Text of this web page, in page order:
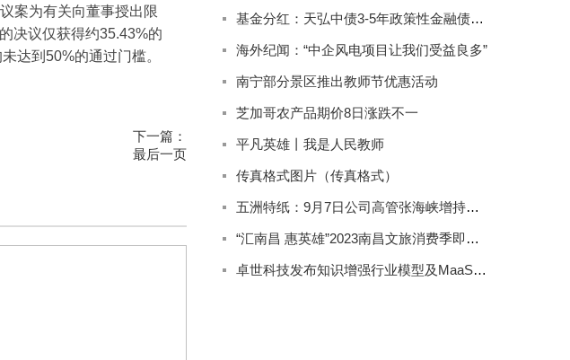
案为有关向董事授出限
决议仅获得约35.43%的
达到50%的通过门槛。
下一篇：
最后一页
基金分红：天弘中债3-5年政策性金融债基金9月13日分红
海外纪闻：“中企风电项目让我们受益良多”
南宁部分景区推出教师节优惠活动
芝加哥农产品期价8日涨跌不一
平凡英雄丨我是人民教师
传真格式图片（传真格式）
五洲特纸：9月7日公司高管张海峡增持公司股份合计2000股
“汇南昌 惠英雄”2023南昌文旅消费季即将精彩来袭
卓世科技发布知识增强行业模型及MaaS产品系列